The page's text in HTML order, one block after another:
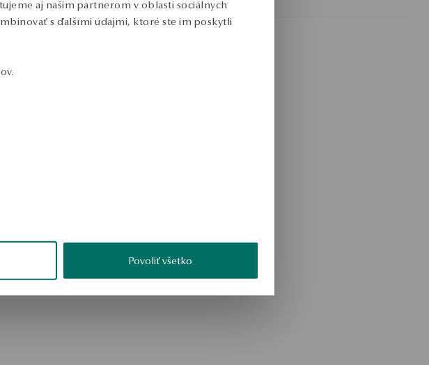
aj našim partnerom v oblasti sociálnych
s ďalšími údajmi, ktoré ste im poskytli
Povoliť všetko